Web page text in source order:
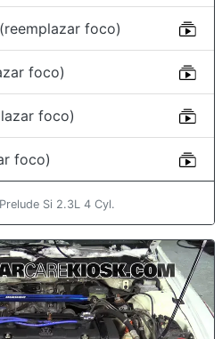
foco)
foco)
foco)
foco)
Si 2.3L 4 Cyl.